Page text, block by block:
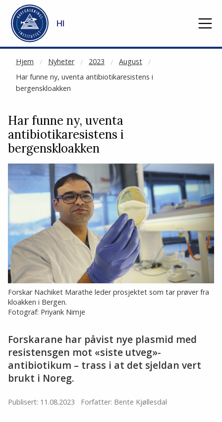
Gå til hovedinnhold
HI
Hjem Nyheter 2023
August
Har funne ny, uventa antibiotikaresistens i
bergenskloakken
NOT CACHED
Har funne ny, uventa
antibiotikaresistens i
bergenskloakken
Forskar Nachiket Marathe leder prosjektet som tar prøver fra
kloakken i Bergen.
Fotograf: Priyank Nimje
Forskarane har påvist nye plasmid med
resistensgen mot «siste utveg»-
antibiotikum – trass i at det sjeldan vert
brukt i Noreg.
Publisert: 11.08.2023 Forfatter: Bente Kjøllesdal